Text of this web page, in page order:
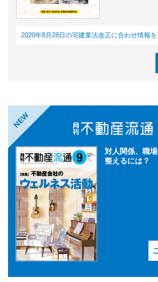
2020年8月28日の宅建業法改正に合わせ情報を
NEW
対人関係、職
整えるには？